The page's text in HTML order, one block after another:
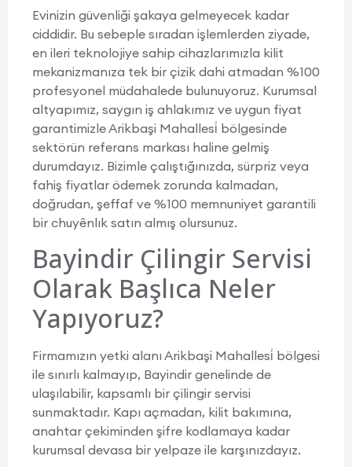
Evinizin güvenliği şakaya gelmeyecek kadar
ciddidir. Bu sebeple sıradan işlemlerden ziyade,
en ileri teknolojiye sahip cihazlarımızla kilit
mekanizmanıza tek bir çizik dahi atmadan %100
profesyonel müdahalede bulunuyoruz. Kurumsal
altyapımız, saygın iş ahlakımız ve uygun fiyat
garantimizle Arikbaşi Mahallesi̇ bölgesinde
sektörün referans markası haline gelmiş
durumdayız. Bizimle çalıştığınızda, sürpriz veya
fahiş fiyatlar ödemek zorunda kalmadan,
doğrudan, şeffaf ve %100 memnuniyet garantili
bir chuyênlık satın almış olursunuz.
Bayindir Çilingir Servisi
Olarak Başlıca Neler
Yapıyoruz?
Firmamızın yetki alanı Arikbaşi Mahallesi̇ bölgesi
ile sınırlı kalmayıp, Bayindir genelinde de
ulaşılabilir, kapsamlı bir çilingir servisi
sunmaktadır. Kapı açmadan, kilit bakımına,
anahtar çekiminden şifre kodlamaya kadar
kurumsal devasa bir yelpaze ile karşınızdayız.